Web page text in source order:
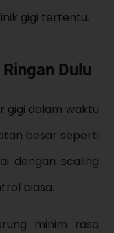
gigi tertentu.
Dulu
gigi dalam waktu
besar seperti
dengan scaling
biasa.
minim rasa